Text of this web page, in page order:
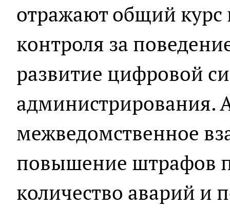
отражают общий курс
контроля за
развитие цифровой
администрирования.
межведомственное
повышение штрафов
количество аварий и